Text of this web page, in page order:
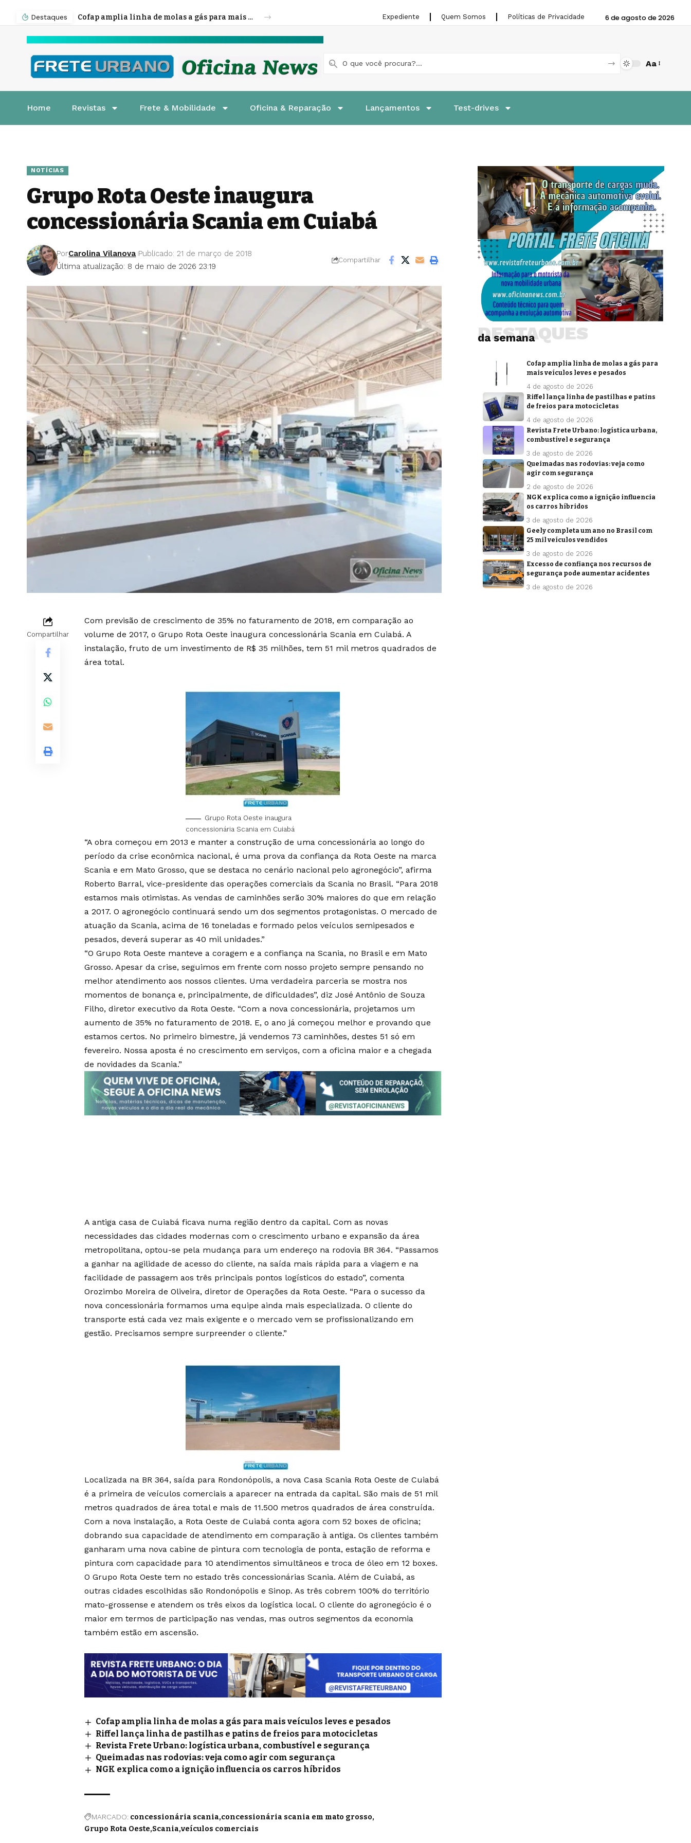
Destaques Cofap amplia linha de molas a gás para mais veículos leves e pesados Expediente Quem Somos Políticas de Privacidade 6 de agosto de 2026
Aa
Home Revistas Frete & Mobilidade Oficina & Reparação Lançamentos Test-drives
NOTÍCIAS
Grupo Rota Oeste inaugura
concessionária Scania em Cuiabá
Última atualização: 8 de maio de 2026 23:19
PorCarolina Vilanova Publicado: 21 de março de 2018
Compartilhar
Compartilhar
Com previsão de crescimento de 35% no faturamento de 2018, em comparação ao
volume de 2017, o Grupo Rota Oeste inaugura concessionária Scania em Cuiabá. A
instalação, fruto de um investimento de R$ 35 milhões, tem 51 mil metros quadrados de
área total.
Grupo Rota Oeste inaugura
concessionária Scania em Cuiabá
“A obra começou em 2013 e manter a construção de uma concessionária ao longo do
período da crise econômica nacional, é uma prova da confiança da Rota Oeste na marca
Scania e em Mato Grosso, que se destaca no cenário nacional pelo agronegócio”, afirma
Roberto Barral, vice-presidente das operações comerciais da Scania no Brasil. “Para 2018
estamos mais otimistas. As vendas de caminhões serão 30% maiores do que em relação
a 2017. O agronegócio continuará sendo um dos segmentos protagonistas. O mercado de
atuação da Scania, acima de 16 toneladas e formado pelos veículos semipesados e
pesados, deverá superar as 40 mil unidades.”
“O Grupo Rota Oeste manteve a coragem e a confiança na Scania, no Brasil e em Mato
Grosso. Apesar da crise, seguimos em frente com nosso projeto sempre pensando no
melhor atendimento aos nossos clientes. Uma verdadeira parceria se mostra nos
momentos de bonança e, principalmente, de dificuldades”, diz José Antônio de Souza
Filho, diretor executivo da Rota Oeste. “Com a nova concessionária, projetamos um
aumento de 35% no faturamento de 2018. E, o ano já começou melhor e provando que
estamos certos. No primeiro bimestre, já vendemos 73 caminhões, destes 51 só em
fevereiro. Nossa aposta é no crescimento em serviços, com a oficina maior e a chegada
de novidades da Scania.”
A antiga casa de Cuiabá ficava numa região dentro da capital. Com as novas
necessidades das cidades modernas com o crescimento urbano e expansão da área
metropolitana, optou-se pela mudança para um endereço na rodovia BR 364. “Passamos
a ganhar na agilidade de acesso do cliente, na saída mais rápida para a viagem e na
facilidade de passagem aos três principais pontos logísticos do estado”, comenta
Orozimbo Moreira de Oliveira, diretor de Operações da Rota Oeste. “Para o sucesso da
nova concessionária formamos uma equipe ainda mais especializada. O cliente do
transporte está cada vez mais exigente e o mercado vem se profissionalizando em
gestão. Precisamos sempre surpreender o cliente.”
Localizada na BR 364, saída para Rondonópolis, a nova Casa Scania Rota Oeste de Cuiabá
é a primeira de veículos comerciais a aparecer na entrada da capital. São mais de 51 mil
metros quadrados de área total e mais de 11.500 metros quadrados de área construída.
Com a nova instalação, a Rota Oeste de Cuiabá conta agora com 52 boxes de oficina;
dobrando sua capacidade de atendimento em comparação à antiga. Os clientes também
ganharam uma nova cabine de pintura com tecnologia de ponta, estação de reforma e
pintura com capacidade para 10 atendimentos simultâneos e troca de óleo em 12 boxes.
O Grupo Rota Oeste tem no estado três concessionárias Scania. Além de Cuiabá, as
outras cidades escolhidas são Rondonópolis e Sinop. As três cobrem 100% do território
mato-grossense e atendem os três eixos da logística local. O cliente do agronegócio é o
maior em termos de participação nas vendas, mas outros segmentos da economia
também estão em ascensão.
Cofap amplia linha de molas a gás para mais veículos leves e pesados
Riffel lança linha de pastilhas e patins de freios para motocicletas
Revista Frete Urbano: logística urbana, combustível e segurança
Queimadas nas rodovias: veja como agir com segurança
NGK explica como a ignição influencia os carros híbridos
MARCADO: concessionária scania concessionária scania em mato grosso
Grupo Rota Oeste Scania veículos comerciais
da semana
DESTAQUES
Cofap amplia linha de molas a gás para
mais veículos leves e pesados
4 de agosto de 2026
Riffel lança linha de pastilhas e patins
de freios para motocicletas
4 de agosto de 2026
Revista Frete Urbano: logística urbana,
combustível e segurança
3 de agosto de 2026
Queimadas nas rodovias: veja como
agir com segurança
2 de agosto de 2026
NGK explica como a ignição influencia
os carros híbridos
3 de agosto de 2026
Geely completa um ano no Brasil com
25 mil veículos vendidos
3 de agosto de 2026
Excesso de confiança nos recursos de
segurança pode aumentar acidentes
3 de agosto de 2026